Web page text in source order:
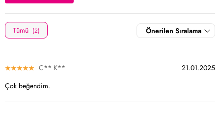
Tümü (2) Önerilen Sıralama
C** K**
21.01.2025
Çok beğendim.